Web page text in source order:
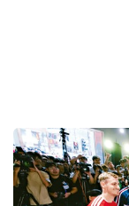
球迷 |
專欄 21小時前